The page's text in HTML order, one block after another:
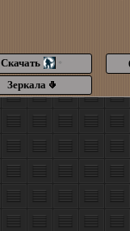
Скачать *
Зеркала